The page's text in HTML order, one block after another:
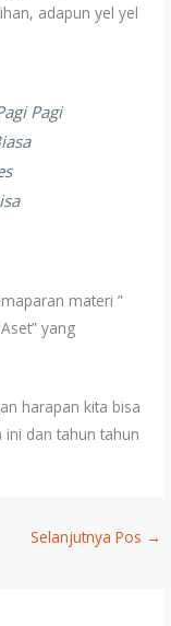
adapun yel yel
Pagi
materi ”
yang
harapan kita bisa
dan tahun tahun
Selanjutnya Pos →